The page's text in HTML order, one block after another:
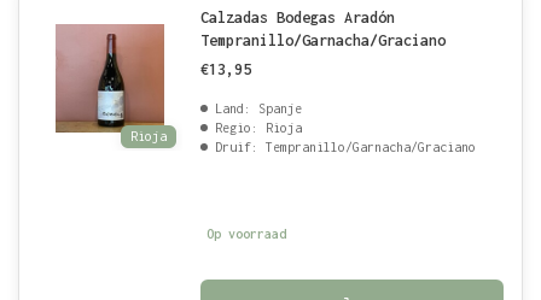
Rioja
Calzadas Bodegas Aradón
Tempranillo/Garnacha/Graciano
€13,95
Land: Spanje
Regio: Rioja
Druif: Tempranillo/Garnacha/Graciano
Op voorraad